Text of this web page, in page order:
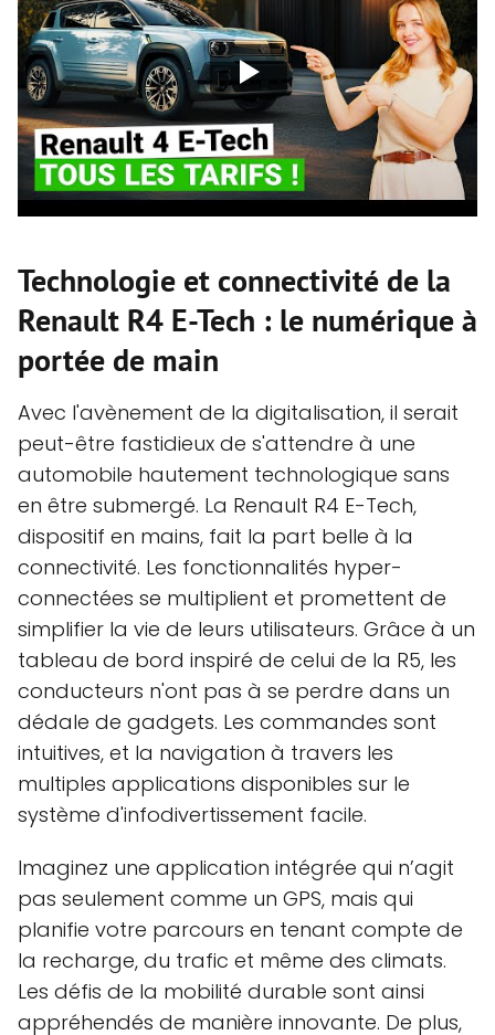
Technologie et connectivité de la
Renault R4 E-Tech : le numérique à
portée de main
Avec l'avènement de la digitalisation, il serait
peut-être fastidieux de s'attendre à une
automobile hautement technologique sans
en être submergé. La Renault R4 E-Tech,
dispositif en mains, fait la part belle à la
connectivité. Les fonctionnalités hyper-
connectées se multiplient et promettent de
simplifier la vie de leurs utilisateurs. Grâce à un
tableau de bord inspiré de celui de la R5, les
conducteurs n'ont pas à se perdre dans un
dédale de gadgets. Les commandes sont
intuitives, et la navigation à travers les
multiples applications disponibles sur le
système d'infodivertissement facile.
Imaginez une application intégrée qui n’agit
pas seulement comme un GPS, mais qui
planifie votre parcours en tenant compte de
la recharge, du trafic et même des climats.
Les défis de la mobilité durable sont ainsi
appréhendés de manière innovante. De plus,